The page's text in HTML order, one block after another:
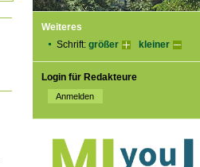
Weiteres
Schrift: größer kleiner
Login für Redakteure